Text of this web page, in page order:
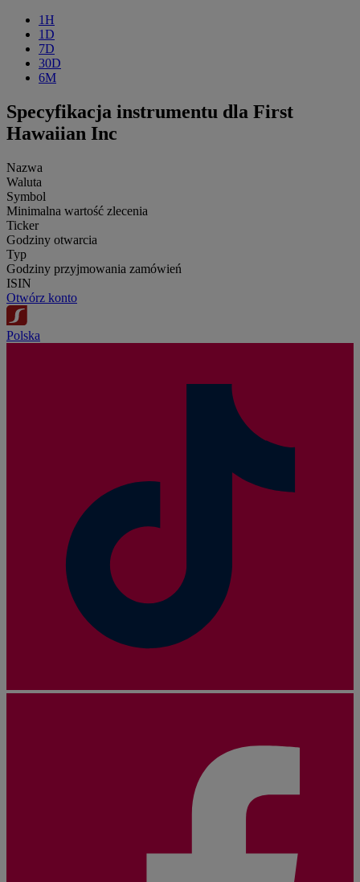
1H
1D
7D
30D
6M
Specyfikacja instrumentu dla First
Hawaiian Inc
Nazwa
Waluta
Symbol
Minimalna wartość zlecenia
Ticker
Godziny otwarcia
Typ
Godziny przyjmowania zamówień
ISIN
Otwórz konto
Polska